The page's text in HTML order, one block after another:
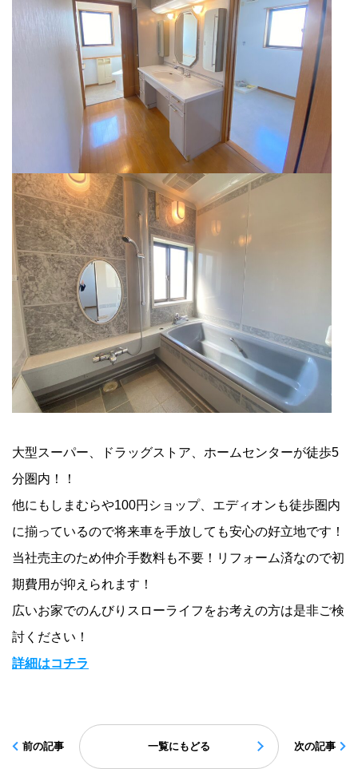
大型スーパー、ドラッグストア、ホームセンターが徒歩5
分圏内！！
他にもしまむらや100円ショップ、エディオンも徒歩圏内
に揃っているので将来車を手放しても安心の好立地です！
当社売主のため仲介手数料も不要！リフォーム済なので初
期費用が抑えられます！
広いお家でのんびりスローライフをお考えの方は是非ご検
討ください！
詳細はコチラ
前の記事 一覧にもどる 次の記事